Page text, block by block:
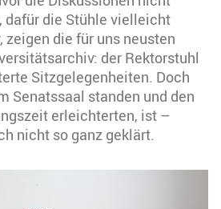
dafür die Stühle vielleicht
die für uns neusten
der Rektorstuhl
Sitzgelegenheiten. Doch
Senatssaal standen und den
erleichterten, ist –
nicht so ganz geklärt.